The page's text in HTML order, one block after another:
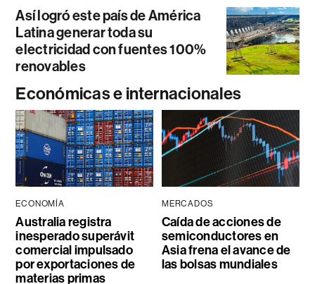
Así logró este país de América
Latina generar toda su
electricidad con fuentes 100%
renovables
Económicas e internacionales
ECONOMÍA
Australia registra
inesperado superávit
comercial impulsado
por exportaciones de
materias primas
MERCADOS
Caída de acciones de
semiconductores en
Asia frena el avance de
las bolsas mundiales